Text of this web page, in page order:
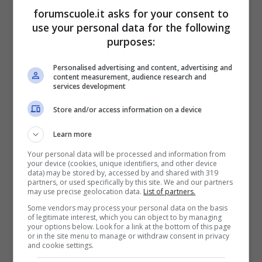
Natale da IKEA: quest’anno l’albero è gratis per tutti (Foto
ANSA) – Forumscuole.it
A partire dal 16 novembre 2024, fino ad
esaurimento scorte, nei punti vendita IKEA i
forumscuole.it asks for your consent to
use your personal data for the following
purposes:
Personalised advertising and content, advertising and
content measurement, audience research and
services development
Store and/or access information on a device
Learn more
Your personal data will be processed and information from
your device (cookies, unique identifiers, and other device
data) may be stored by, accessed by and shared with 319
partners, or used specifically by this site. We and our partners
may use precise geolocation data. List of partners.
Some vendors may process your personal data on the basis
of legitimate interest, which you can object to by managing
your options below. Look for a link at the bottom of this page
or in the site menu to manage or withdraw consent in privacy
and cookie settings.